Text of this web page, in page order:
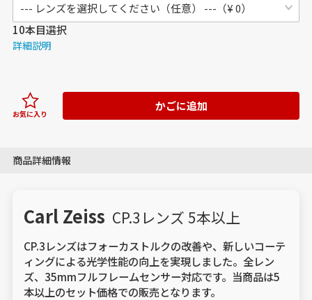
かごに追加
10本目選択
詳細説明
お気に入り
商品詳細情報
Carl Zeiss CP.3レンズ 5本以上
CP.3レンズはフォーカストルクの改善や、新しいコーテ
ィングによる光学性能の向上を実現しました。全レン
ズ、35mmフルフレームセンサー対応です。当商品は5
本以上のセット価格での販売となります。